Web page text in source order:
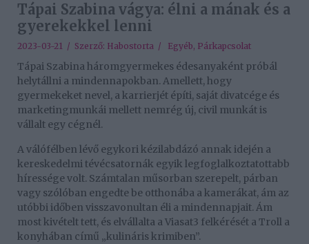
Tápai Szabina vágya: élni a mának és a
gyerekekkel lenni
2023-03-21 / Szerző: Habostorta / Egyéb, Párkapcsolat
Tápai Szabina háromgyermekes édesanyaként próbál
helytállni a mindennapokban. Amellett, hogy
gyermekeket nevel, a karrierjét építi, saját divatcége és
marketingmunkái mellett nemrég új, civil munkát is
vállalt egy cégnél.
A válófélben lévő egykori kézilabdázó annak idején a
kereskedelmi tévécsatornák egyik legfoglalkoztatottabb
híressége volt. Számtalan műsorban szerepelt, párban
vagy szólóban engedte be otthonába a kamerákat, ám az
utóbbi időben visszavonultan éli a mindennapjait. Ám
most kivételt tett, és elvállalta a Viasat3 felkérését a Troll a
konyhában című „kulináris krimiben”.